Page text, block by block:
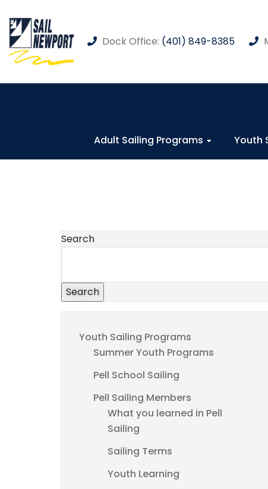
Dock Office: (401) 849-8385
Adult Sailing Programs Youth
Search
Search
Youth Sailing Programs
Summer Youth Programs
Pell School Sailing
Pell Sailing Members
What you learned in Pell
Sailing
Sailing Terms
Youth Learning